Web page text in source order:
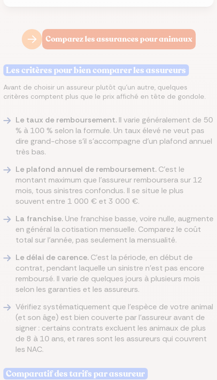
Comparez les assurances pour animaux
Les critères pour bien comparer les assureurs
Avant de choisir un assureur plutôt qu'un autre, quelques
critères comptent plus que le prix affiché en tête de gondole.
Le taux de remboursement.Il varie généralement de 50
% à 100 % selon la formule. Un taux élevé ne veut pas
dire grand-chose s'il s'accompagne d'un plafond annuel
très bas.
Le plafond annuel de remboursement.C'est le
montant maximum que l'assureur remboursera sur 12
mois, tous sinistres confondus. Il se situe le plus
souvent entre 1 000 € et 3 000 €.
La franchise.Une franchise basse, voire nulle, augmente
en général la cotisation mensuelle. Comparez le coût
total sur l'année, pas seulement la mensualité.
Le délai de carence.C'est la période, en début de
contrat, pendant laquelle un sinistre n'est pas encore
remboursé. Il varie de quelques jours à plusieurs mois
selon les garanties et les assureurs.
Vérifiez systématiquement que l'espèce de votre animal
(et son âge) est bien couverte par l'assureur avant de
signer : certains contrats excluent les animaux de plus
de 8 à 10 ans, et rares sont les assureurs qui couvrent
les NAC.
Comparatif des tarifs par assureur